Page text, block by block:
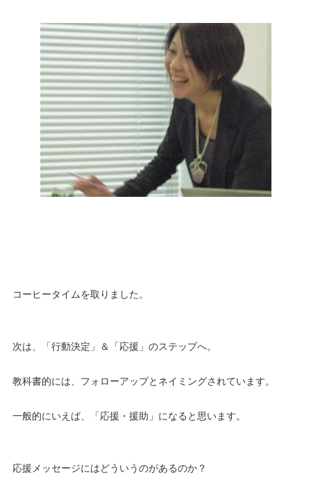
コーヒータイムを取りました。
次は、「行動決定」＆「応援」のステップへ。
教科書的には、フォローアップとネイミングされています。
一般的にいえば、「応援・援助」になると思います。
応援メッセージにはどういうのがあるのか？